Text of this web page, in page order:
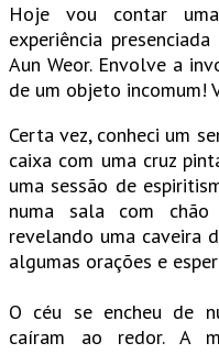
Hoje vou contar
experiência
Aun Weor. Envolve a
de um objeto incomum!
Certa vez, conheci um
caixa com uma cruz
uma sessão de
numa sala com
revelando uma caveira
algumas orações e
O céu se encheu de
caíram ao redor. A